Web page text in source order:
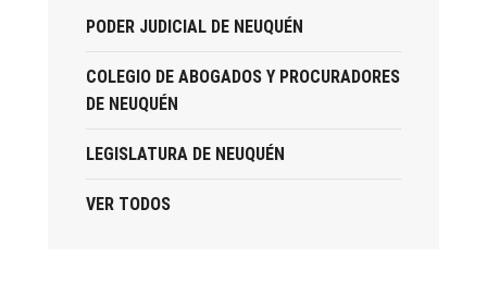
PODER JUDICIAL DE NEUQUÉN
COLEGIO DE ABOGADOS Y PROCURADORES
DE NEUQUÉN
LEGISLATURA DE NEUQUÉN
VER TODOS